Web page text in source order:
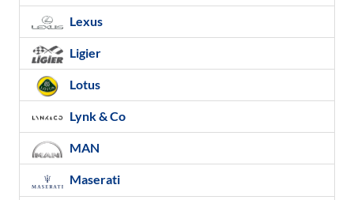
Lexus
Ligier
Lotus
Lynk & Co
MAN
Maserati